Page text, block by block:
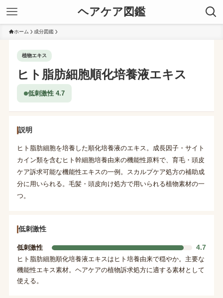
ヘアケア図鑑
ホーム 成分図鑑
植物エキス
ヒト脂肪細胞順化培養液エキス
低刺激性 4.7
説明
ヒト脂肪細胞を培養した順化培養液のエキス。成長因子・サイト
カイン類を含むヒト幹細胞培養由来の機能性原料で、育毛・頭皮
ケア訴求可能な機能性エキスの一例。スカルプケア処方の補助成
分に用いられる。毛髪・頭皮向け処方で用いられる植物素材の一
つ。
低刺激性
低刺激性 4.7
ヒト脂肪細胞順化培養液エキスはヒト培養由来で穏やか。主要な
機能性エキス素材。ヘアケアの植物訴求処方に適する素材として
使える。